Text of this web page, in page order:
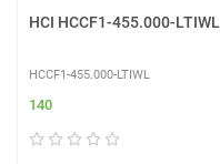
HCI HCCF1-455.000-LTIWL
HCCF1-455.000-LTIWL
140